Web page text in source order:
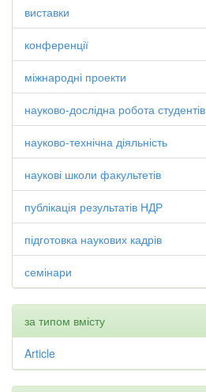
виставки
конференції
міжнародні проекти
науково-дослідна робота студентів
науково-технічна діяльність
наукові школи факультетів
публікація результатів НДР
підготовка наукових кадрів
семінари
за типом вмісту
Article